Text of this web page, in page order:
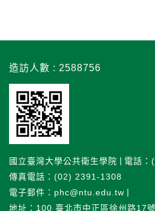
造訪人數 : 2588756
國立臺灣大學公共衛生學院
電話
傳真電話：(02) 2391-1308
電子郵件：phc@ntu.edu.tw
地址：100 臺北市中正區徐州路17號